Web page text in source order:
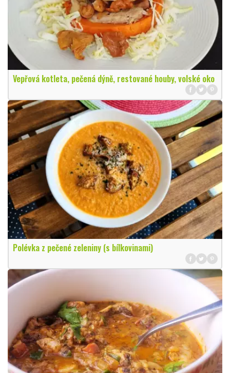
Vepřová kotleta, pečená dýně, restované houby, volské oko
Polévka z pečené zeleniny (s bílkovinami)